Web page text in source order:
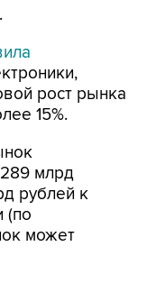
рост рынка
15%.
млрд
рублей к
(по
может